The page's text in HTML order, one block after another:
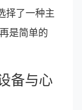
择了一种主
是简单的
备与心